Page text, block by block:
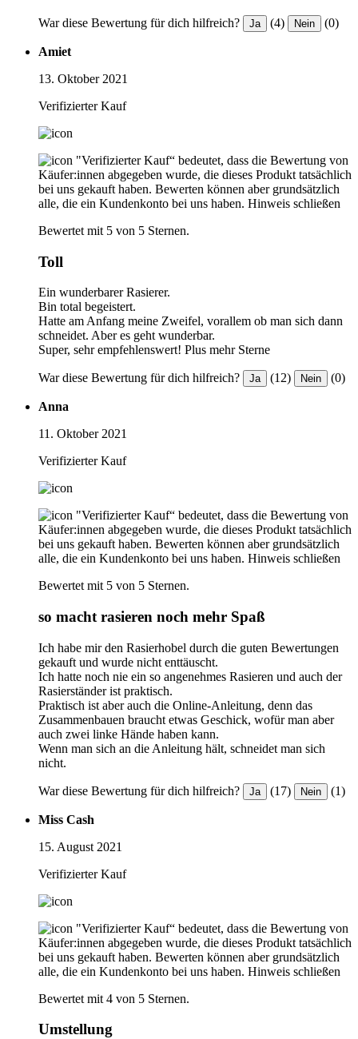
War diese Bewertung für dich hilfreich? Ja (4) Nein (0)
Amiet
13. Oktober 2021
Verifizierter Kauf
"Verifizierter Kauf“ bedeutet, dass die Bewertung von
Käufer:innen abgegeben wurde, die dieses Produkt tatsächlich
bei uns gekauft haben. Bewerten können aber grundsätzlich
alle, die ein Kundenkonto bei uns haben. Hinweis schließen
Bewertet mit 5 von 5 Sternen.
Toll
Ein wunderbarer Rasierer.
Bin total begeistert.
Hatte am Anfang meine Zweifel, vorallem ob man sich dann
schneidet. Aber es geht wunderbar.
Super, sehr empfehlenswert! Plus mehr Sterne
War diese Bewertung für dich hilfreich? Ja (12) Nein (0)
Anna
11. Oktober 2021
Verifizierter Kauf
"Verifizierter Kauf“ bedeutet, dass die Bewertung von
Käufer:innen abgegeben wurde, die dieses Produkt tatsächlich
bei uns gekauft haben. Bewerten können aber grundsätzlich
alle, die ein Kundenkonto bei uns haben. Hinweis schließen
Bewertet mit 5 von 5 Sternen.
so macht rasieren noch mehr Spaß
Ich habe mir den Rasierhobel durch die guten Bewertungen
gekauft und wurde nicht enttäuscht.
Ich hatte noch nie ein so angenehmes Rasieren und auch der
Rasierständer ist praktisch.
Praktisch ist aber auch die Online-Anleitung, denn das
Zusammenbauen braucht etwas Geschick, wofür man aber
auch zwei linke Hände haben kann.
Wenn man sich an die Anleitung hält, schneidet man sich
nicht.
War diese Bewertung für dich hilfreich? Ja (17) Nein (1)
Miss Cash
15. August 2021
Verifizierter Kauf
"Verifizierter Kauf“ bedeutet, dass die Bewertung von
Käufer:innen abgegeben wurde, die dieses Produkt tatsächlich
bei uns gekauft haben. Bewerten können aber grundsätzlich
alle, die ein Kundenkonto bei uns haben. Hinweis schließen
Bewertet mit 4 von 5 Sternen.
Umstellung